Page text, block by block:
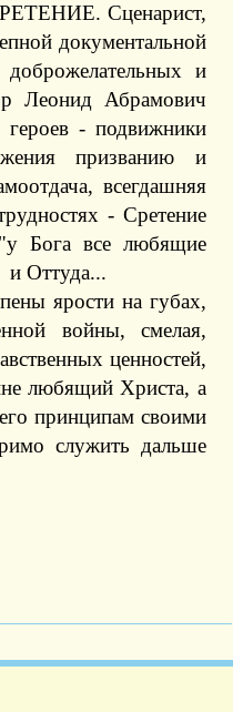
Сценарист,
документальной
и
Леонид Абрамович
- подвижники
призванию и
всегдашняя
- Сретение
Бога все любящие
Оттуда...
ярости на губах,
войны, смелая,
ценностей,
любящий Христа, а
принципам своими
служить дальше